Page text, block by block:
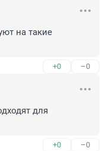
на такие
+0 –0
для
+0 –0